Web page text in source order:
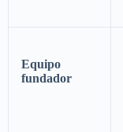
Equipo
fundador